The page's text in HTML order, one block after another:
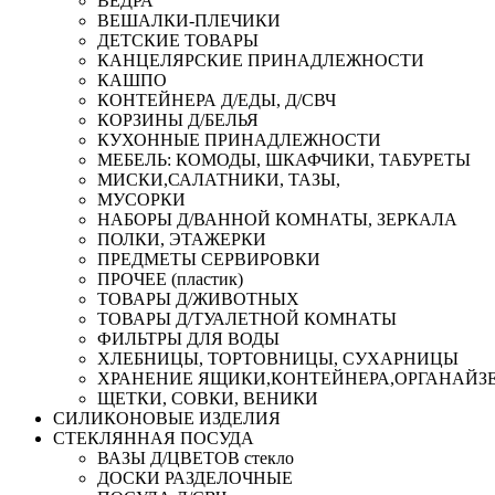
ВЕШАЛКИ-ПЛЕЧИКИ
ДЕТСКИЕ ТОВАРЫ
КАНЦЕЛЯРСКИЕ ПРИНАДЛЕЖНОСТИ
КАШПО
КОНТЕЙНЕРА Д/ЕДЫ, Д/СВЧ
КОРЗИНЫ Д/БЕЛЬЯ
КУХОННЫЕ ПРИНАДЛЕЖНОСТИ
МЕБЕЛЬ: КОМОДЫ, ШКАФЧИКИ, ТАБУРЕТЫ
МИСКИ,САЛАТНИКИ, ТАЗЫ,
МУСОРКИ
НАБОРЫ Д/ВАННОЙ КОМНАТЫ, ЗЕРКАЛА
ПОЛКИ, ЭТАЖЕРКИ
ПРЕДМЕТЫ СЕРВИРОВКИ
ПРОЧЕЕ (пластик)
ТОВАРЫ Д/ЖИВОТНЫХ
ТОВАРЫ Д/ТУАЛЕТНОЙ КОМНАТЫ
ФИЛЬТРЫ ДЛЯ ВОДЫ
ХЛЕБНИЦЫ, ТОРТОВНИЦЫ, СУХАРНИЦЫ
ХРАНЕНИЕ
ЩЕТКИ, СОВКИ, ВЕНИКИ
СИЛИКОНОВЫЕ ИЗДЕЛИЯ
СТЕКЛЯННАЯ ПОСУДА
ВАЗЫ Д/ЦВЕТОВ стекло
ДОСКИ РАЗДЕЛОЧНЫЕ